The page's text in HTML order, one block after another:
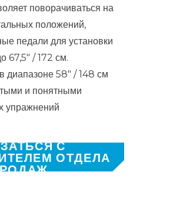
поворачиваться на
положений,
педали для установки
67,5″ / 172 см.
диапазоне 58″ / 148 см
и понятными
упражнений
С
ОТДЕЛА